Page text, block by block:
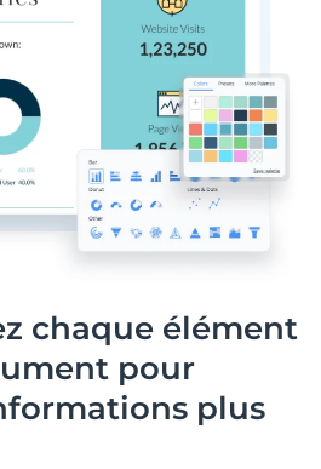
chaque élément
pour
plus